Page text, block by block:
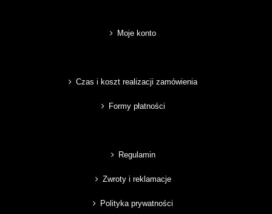
Moje konto
Czas i koszt realizacji zamówienia
Formy płatności
Regulamin
Zwroty i reklamacje
Polityka prywatności